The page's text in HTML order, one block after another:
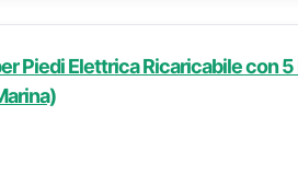
Piedi Elettrica Ricaricabile con 5